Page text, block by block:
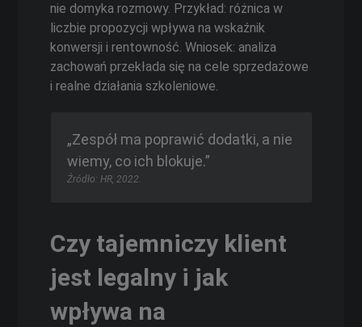
nie domyka rozmowy. Przykład: różnica w
liczbie propozycji wpływa na wskaźnik
konwersji i rentowność. Wniosek: analiza
zachowań przekłada się na cele sprzedażowe
i realne działania szkoleniowe.
„Zespół ma poprawić dodatki, a nie
wiemy, co ich blokuje.”
Źródło: HR, 2022.
Czy tajemniczy klient
jest legalny i jak
wpływa na